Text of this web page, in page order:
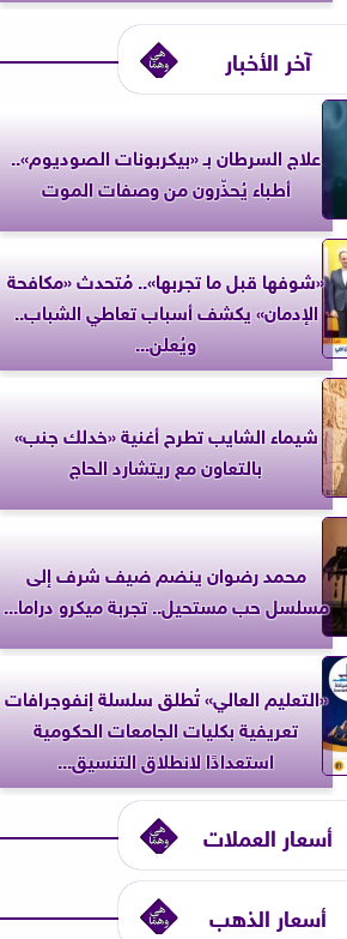
آخر الأخبار
علاج السرطان بـ «بيكربونات الصوديوم»..
أطباء يُحذّرون من وصفات الموت
«شوفها قبل ما تجربها».. مُتحدث «مكافحة
الإدمان» يكشف أسباب تعاطي الشباب..
ويُعلن...
شيماء الشايب تطرح أغنية «خدلك جنب»
بالتعاون مع ريتشارد الحاج
محمد رضوان ينضم ضيف شرف إلى
مسلسل حب مستحيل.. تجربة ميكرو دراما...
«التعليم العالي» تُطلق سلسلة إنفوجرافات
تعريفية بكليات الجامعات الحكومية
استعدادًا لانطلاق التنسيق...
أسعار العملات
أسعار الذهب